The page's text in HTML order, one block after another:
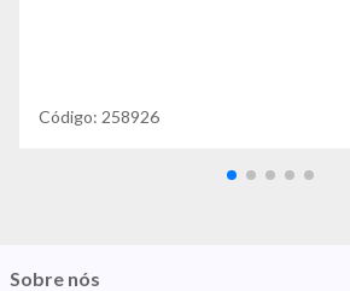
Código: 258926
Sobre nós